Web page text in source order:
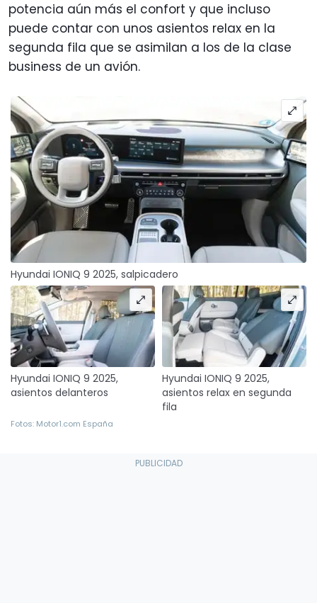
potencia aún más el confort y que incluso
puede contar con unos asientos relax en la
segunda fila que se asimilan a los de la clase
business de un avión.
Hyundai IONIQ 9 2025, salpicadero
Hyundai IONIQ 9 2025,
asientos delanteros
Hyundai IONIQ 9 2025,
asientos relax en segunda
fila
Fotos: Motor1.com España